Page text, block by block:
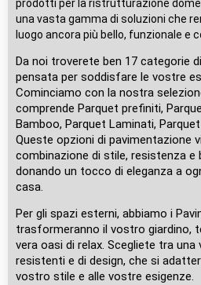
prodotti per la ristrutturazione
una vasta gamma di soluzioni che
luogo ancora più bello, funzionale e
Da noi troverete ben 17 categorie
pensata per soddisfare le vostre
Cominciamo con la nostra
comprende Parquet prefiniti,
Bamboo, Parquet Laminati,
Queste opzioni di pavimentazione
combinazione di stile, resistenza e
donando un tocco di eleganza a
casa.
Per gli spazi esterni, abbiamo i
trasformeranno il vostro giardino,
vera oasi di relax. Scegliete tra
resistenti e di design, che si
vostro stile e alle vostre esigenze.